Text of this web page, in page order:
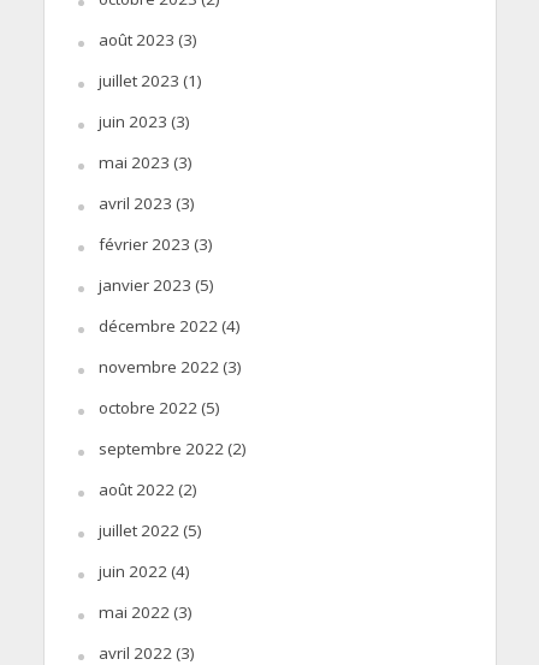
août 2023 (3)
juillet 2023 (1)
juin 2023 (3)
mai 2023 (3)
avril 2023 (3)
février 2023 (3)
janvier 2023 (5)
décembre 2022(4)
novembre 2022(3)
octobre 2022(5)
septembre 2022(2)
août 2022(2)
juillet 2022(5)
juin 2022(4)
mai 2022(3)
avril 2022(3)